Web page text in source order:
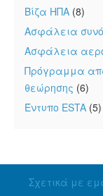
Βίζα ΗΠΑ (8)
Ασφάλεια
Ασφάλεια
Πρόγραμμα
θεώρησης (6)
Έντυπο ESTA (5)
Σχετικά με